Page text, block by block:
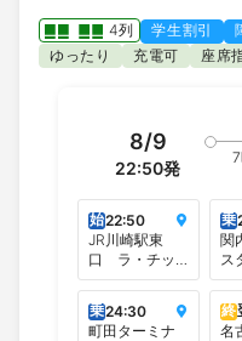
4列 学生割引
ゆったり
充電可 座席
8/9
22:50発
始22:50
JR川崎駅東
口 ラ・チッ
タデッラ横
乗
関
ス
前
乗24:30
町田ターミナ
終
名